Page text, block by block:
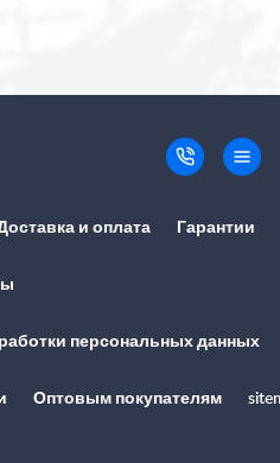
и оплата Гарантии
персональных данных
Оптовым покупателям